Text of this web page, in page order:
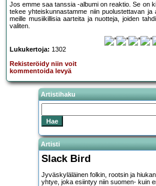
Jos emme saa tanssia -albumi on reaktio. Se on
tekee yhteiskunnastamme niin puolustettavan
meille musiikillisia aarteita ja nuotteja, joiden
valiten.
Lukukertoja: 1302
Rekisteröidy niin voit
kommentoida levyä
Artistihaku
Artisti
Slack Bird
Jyväskyläläinen folkin, rootsin ja
yhtye, joka esiintyy niin suomen- kuin